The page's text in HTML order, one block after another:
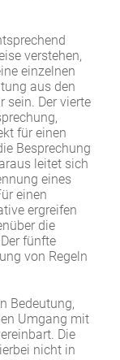
verstehen,
einzelnen
aus den
sein. Der vierte
für einen
Besprechung
leitet sich
eines
einen
ergreifen
die
fünfte
von Regeln
Bedeutung,
Umgang mit
Die
nicht in